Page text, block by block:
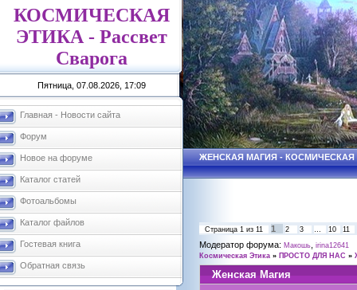
КОСМИЧЕСКАЯ
ЭТИКА - Рассвет
Сварога
Пятница, 07.08.2026, 17:09
Главная - Новости сайта
Форум
Новое на форуме
Каталог статей
Фотоальбомы
Каталог файлов
Гостевая книга
Обратная связь
ЖЕНСКАЯ МАГИЯ - КОСМИЧЕСКАЯ
Страница 1 из 11 1 2 3 … 10 11
Модератор форума: Макошь irina12641
Космическая Этика » ПРОСТО ДЛЯ НАС »
Женская Магия